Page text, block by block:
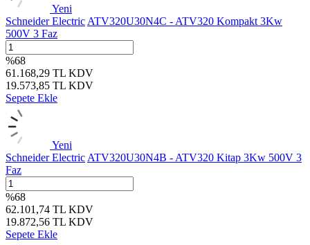
Yeni
Schneider Electric ATV320U30N4C - ATV320 Kompakt 3Kw
500V 3 Faz
%68
61.168,29 TL KDV
19.573,85 TL KDV
Sepete Ekle
Yeni
Schneider Electric ATV320U30N4B - ATV320 Kitap 3Kw 500V 3
Faz
%68
62.101,74 TL KDV
19.872,56 TL KDV
Sepete Ekle